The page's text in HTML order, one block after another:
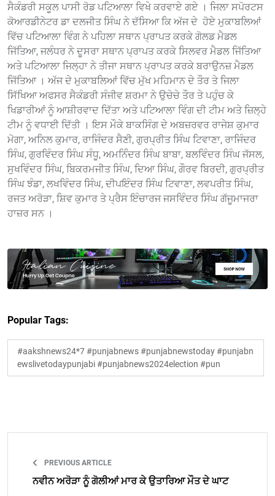
ਸੈਕੰਡਰੀ ਸਕੂਲ ਪਾਸੀ ਰੋਡ ਪਟਿਆਲਾ ਵਿਖੇ ਕਰਵਾਏ ਗਏ । ਜਿਲਾ ਸਪੋਰਟਸ
ਕੋਆਰਡੀਨੇਟਰ ਡਾ ਦਲਜੀਤ ਸਿੰਘ ਨੇ ਦੱਸਿਆ ਕਿ ਅੱਜ ਦੇ ਹੋਏ ਮੁਕਾਬਲਿਆਂ
ਵਿੱਚ ਪਟਿਆਲਾ ਵਿੰਗ ਨੇ ਪਹਿਲਾ ਸਥਾਨ ਪ੍ਰਾਪਤ ਕਰਕੇ ਗੋਲਡ ਮੈਡਲ
ਜਿੱਤਿਆ, ਜਲੰਧਰ ਨੇ ਦੂਸਰਾ ਸਥਾਨ ਪ੍ਰਾਪਤ ਕਰਕੇ ਸਿਲਵਰ ਮੈਡਲ ਜਿੱਤਿਆ
ਅਤੇ ਪਟਿਆਲਾ ਜਿਲ੍ਹਾ ਨੇ ਤੀਜਾ ਸਥਾਨ ਪ੍ਰਾਪਤ ਕਰਕੇ ਬਰਾਉਨਜ਼ ਮੈਡਲ
ਜਿੱਤਿਆ । ਅੱਜ ਦੇ ਮੁਕਾਬਲਿਆਂ ਵਿੱਚ ਮੁੱਖ ਮਹਿਮਾਨ ਦੇ ਤੌਰ ਤੇ ਜਿਲਾ
ਸਿੱਖਿਆ ਅਫਸਰ ਸੈਕੰਡਰੀ ਸੰਜੀਵ ਸ਼ਰਮਾ ਨੇ ਉਚੇਚੇ ਤੌਰ ਤੇ ਪਹੁੰਚ ਕੇ
ਖਿਡਾਰੀਆਂ ਨੂੰ ਆਸ਼ੀਰਵਾਦ ਦਿੱਤਾ ਅਤੇ ਪਟਿਆਲਾ ਵਿੰਗ ਦੀ ਟੀਮ ਅਤੇ ਜ਼ਿਲ੍ਹੇ
ਟੀਮ ਨੂੰ ਵਧਾਈ ਦਿੱਤੀ । ਇਸ ਮੌਕੇ ਬਾਕਸਿੰਗ ਦੇ ਅਬਜ਼ਰਵਰ ਰਾਜੇਸ਼ ਕੁਮਾਰ
ਮੋਗਾ, ਅਨਿਲ ਕੁਮਾਰ, ਰਾਜਿੰਦਰ ਸੈਣੀ, ਗੁਰਪ੍ਰੀਤ ਸਿੰਘ ਟਿਵਾਣਾ, ਰਾਜਿੰਦਰ
ਸਿੰਘ, ਗੁਰਵਿੰਦਰ ਸਿੰਘ ਸੰਧੂ, ਅਮਨਿੰੰਦਰ ਸਿੰਘ ਬਾਬਾ, ਬਲਵਿੰਦਰ ਸਿੰਘ ਜੱਸਲ,
ਸੁਖਵਿੰਦਰ ਸਿੰਘ, ਬਿਕਰਮਜੀਤ ਸਿੰਘ, ਦਿਆ ਸਿੰਘ, ਗੌਰਵ ਬਿਰਦੀ, ਗੁਰਪ੍ਰੀਤ
ਸਿੰਘ ਝੰਡਾ, ਲਖਵਿੰਦਰ ਸਿੰਘ, ਦੀਪਇੰਦਰ ਸਿੰਘ ਟਿਵਾਣਾ, ਲਵਪਰੀਤ ਸਿੰਘ,
ਰਜਤ ਅਰੋੜਾ, ਸ਼ਿਵ ਕੁਮਾਰ ਤੇ ਪ੍ਰੈਸ ਇੰਚਾਰਜ ਜਸਵਿੰਦਰ ਸਿੰਘ ਗੱਜੂਮਾਜਰਾ
ਹਾਜ਼ਰ ਸਨ ।
Popular Tags:
#aakshnews24*7 #punjabnews #punjabnewstoday #punjabn
ewslivetodaypunjabi #punjabnews2024election #pun
PREVIOUS ARTICLE
ਨਵੀਨ ਅਰੋੜਾ ਨੂੰ ਗੋਲੀਆਂ ਮਾਰ ਕੇ ਉਤਾਰਿਆ ਮੌਤ ਦੇ ਘਾਟ